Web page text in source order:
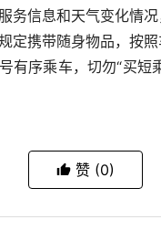
务信息和天气变化情
定携带随身物品，按照
有序乘车，切勿“买短
赞 (0)